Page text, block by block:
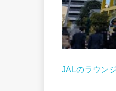
JALのラウン